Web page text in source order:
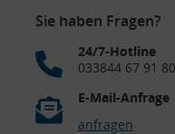
Sie haben Fragen?
24/7-Hotline
033844 67 91 80
E-Mail-Anfrage
anfragen